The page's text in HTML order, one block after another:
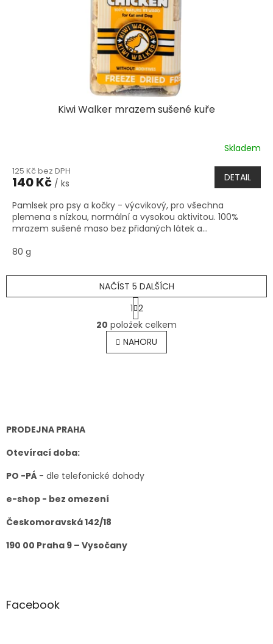
Kiwi Walker mrazem sušené kuře
Skladem
125 Kč bez DPH
140 Kč / ks DETAIL
Pamlsek pro psy a kočky - výcvikový, pro všechna
plemena s nízkou, normální a vysokou aktivitou. 100%
mrazem sušené maso bez přidaných látek a...
80 g
O
v
l
á
v
ý
NAČÍST 5 DALŠÍCH
S
t
r
á
n
k
1 2
20 položek celkem
NAHORU
PRODEJNA PRAHA
Otevírací doba:
PO -PÁ - dle telefonické dohody
e-shop - bez omezení
Českomoravská 142/18
190 00 Praha 9 – Vysočany
Facebook